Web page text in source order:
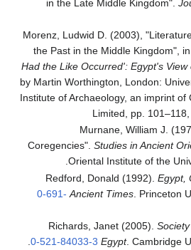
in the Late Middle Kingdom".
Morenz, Ludwid D. (2003),
the Past in the Middle Kingdom",
Had the Like Occurred': Egypt's View
by Martin Worthington, London:
Institute of Archaeology, an imprint of
Limited, pp.
Murnane, William J.
Coregencies". Studies in Ancient
Oriental Institute of the
.
Redford, Donald (1992). Egypt,
Ancient Times. Princeton
0-691-
Richards, Janet (2005).
Egypt. Cambridge
0-521-84033-3
.